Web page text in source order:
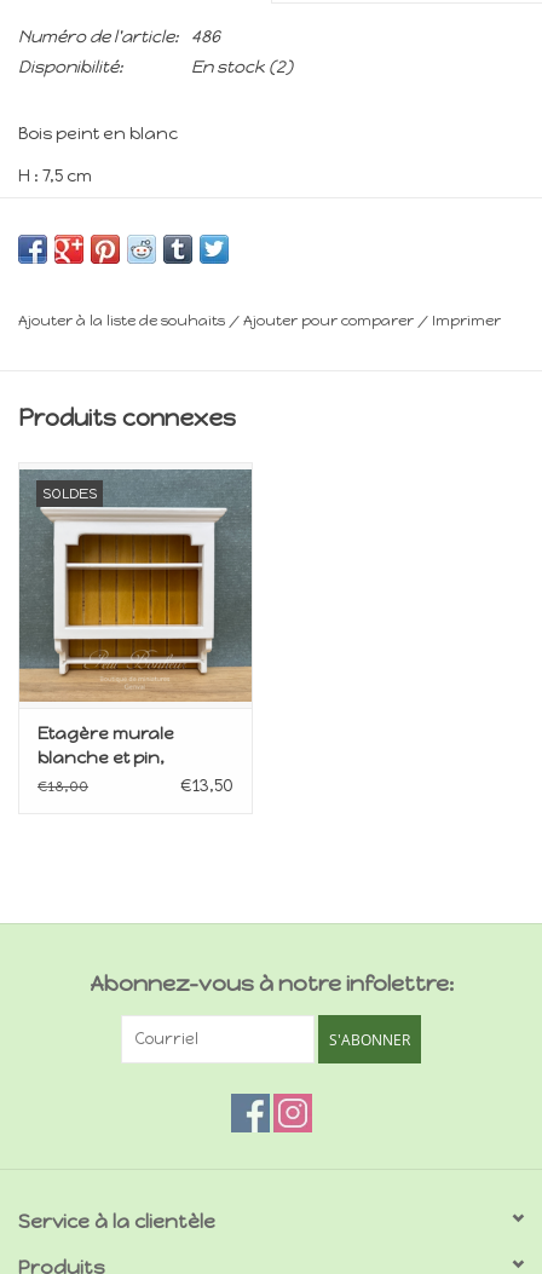
Numéro de l'article:
486
Disponibilité:
En stock (2)
Bois peint en blanc
H : 7,5 cm
P : 3,4 cm
Ajouter à la liste de souhaits / Ajouter pour comparer / Imprimer
Produits connexes
SOLDES
Etagère murale
blanche et pin,
miniature 1:12
€18,00 €13,50
Abonnez-vous à notre infolettre:
S'ABONNER
Service à la clientèle
Produits